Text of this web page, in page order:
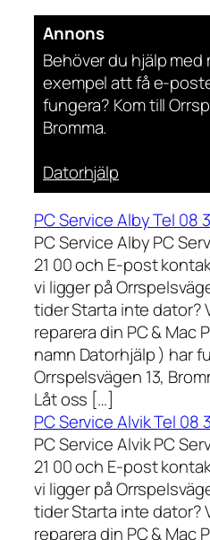
Annons
Behöver du hjälp med
exempel att få e-
fungera? Kom till
Bromma.
Datorhjälp
PC Service Alby Tel 08
PC Service Alby PC
21 00 och E-post
vi ligger på
tider Starta inte dator?
reparera din PC & Mac
namn Datorhjälp ) har
Orrspelsvägen 13,
Låt oss […]
PC Service Alvik Tel 08
PC Service Alvik PC
21 00 och E-post
vi ligger på
tider Starta inte dator?
reparera din PC & Mac